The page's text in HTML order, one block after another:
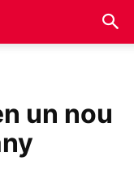
un nou